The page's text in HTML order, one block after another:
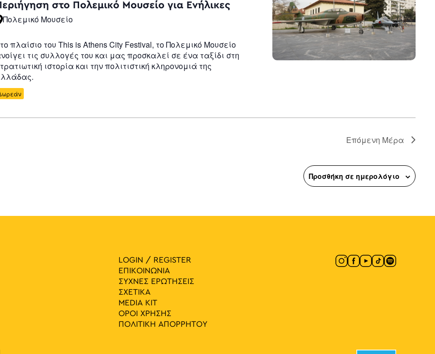
στο Πολεμικό Μουσείο για Ενήλικες
Πολεμικό Μουσείο
πλαίσιο του This is Athens City Festival, το Πολεμικό Μουσείο
τις συλλογές του και μας προσκαλεί σε ένα ταξίδι στη
ιστορία και την πολιτιστική κληρονομιά της
Επόμενη Μέρα
Προσθήκη σε ημερολόγιο
LOGIN / REGISTER
ΕΠΙΚΟΙΝΩΝΙΑ
ΣΥΧΝΕΣ ΕΡΩΤΗΣΕΙΣ
ΣΧΕΤΙΚΑ
MEDIA ΚIT
ΟΡΟΙ ΧΡΗΣΗΣ
ΠΟΛΙΤΙΚΗ ΑΠΟΡΡΗΤΟΥ